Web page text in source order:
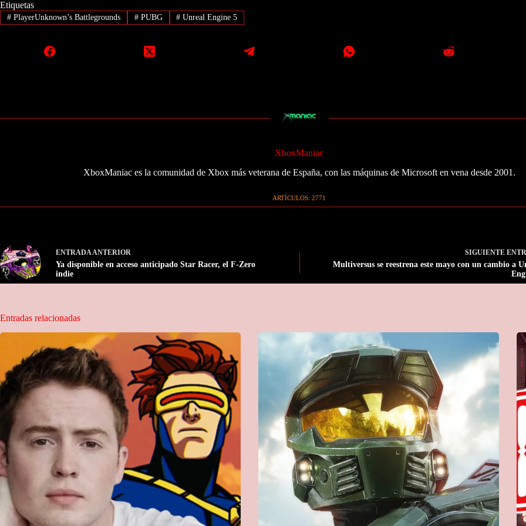
Etiquetas
#PlayerUnknown’s Battlegrounds #PUBG # Unreal Engine 5
XboxManiac
XboxManiac es la comunidad de Xbox más veterana de España, con las máquinas de Microsoft en vena desde 2001.
ARTÍCULOS: 2771
ENTRADAANTERIOR
Ya disponible en acceso anticipado Star Racer, el F-Zero
indie
SIGUIENTE
Multiversus se reestrena este mayo con un cambio a
Entradas relacionadas